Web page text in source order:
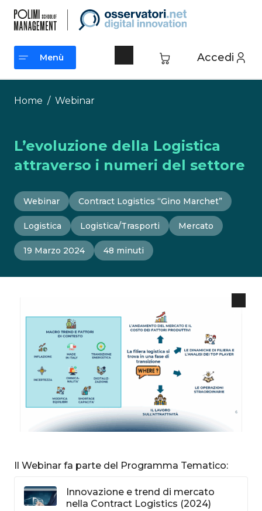
contenuto
Accedi
Menù
Menù
Home / Webinar
L’evoluzione della Logistica
attraverso i numeri del settore
Webinar Contract Logistics “Gino Marchet”
Logistica Logistica/Trasporti Mercato
19 Marzo 2024 48 minuti
Il Webinar fa parte del Programma Tematico:
Innovazione e trend di mercato
nella Contract Logistics (2024)